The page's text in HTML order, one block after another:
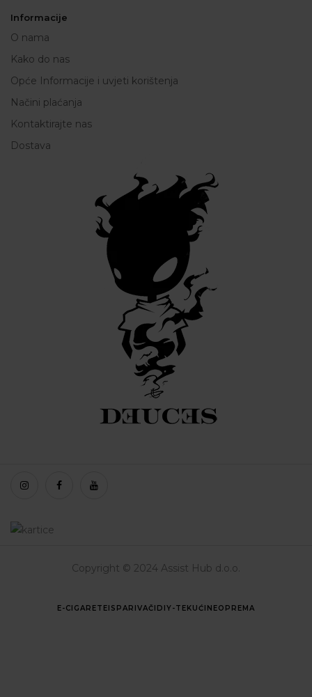
Informacije
O nama
Kako do nas
Opće Informacije i uvjeti korištenja
Načini plaćanja
Kontaktirajte nas
Dostava
Copyright © 2024 Assist Hub d.o.o.
E-CIGARETEISPARIVAČI DIY-TEKUĆINEOPREMA